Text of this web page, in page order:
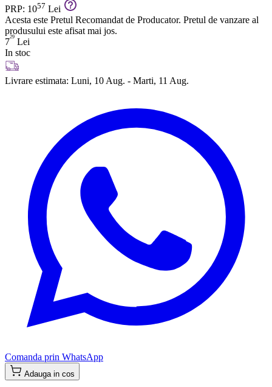
PRP: 1057 Lei
Acesta este Pretul Recomandat de Producator. Pretul de vanzare al
produsului este afisat mai jos.
729 Lei
In stoc
Livrare estimata: Luni, 10 Aug. - Marti, 11 Aug.
Comanda prin WhatsApp
Adauga in cos